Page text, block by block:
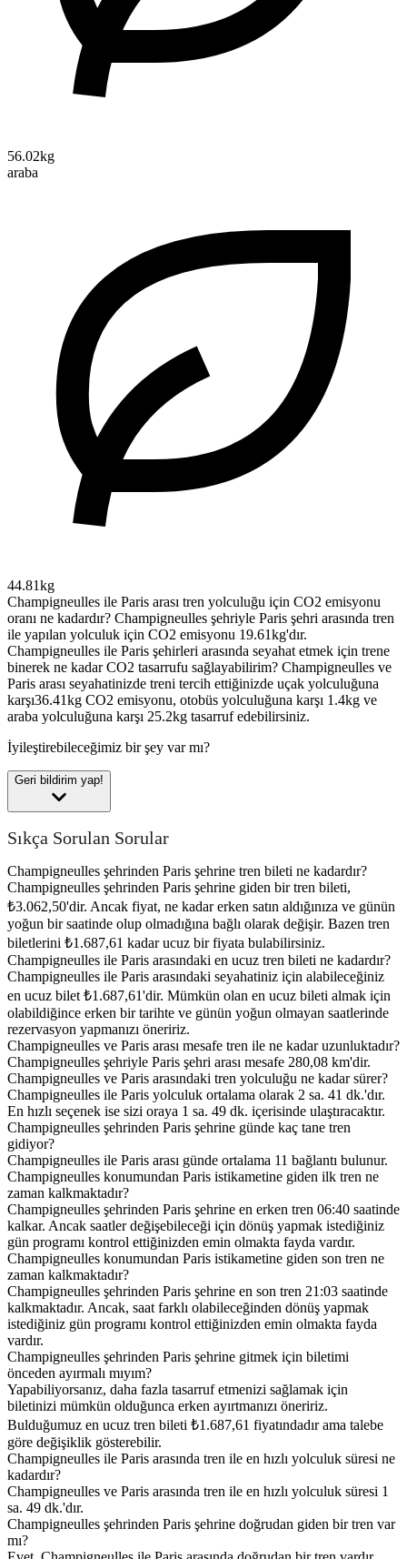
56.02kg
araba
44.81kg
Champigneulles ile Paris arası tren yolculuğu için CO2 emisyonu
oranı ne kadardır? Champigneulles şehriyle Paris şehri arasında tren
ile yapılan yolculuk için CO2 emisyonu 19.61kg'dır.
Champigneulles ile Paris şehirleri arasında seyahat etmek için trene
binerek ne kadar CO2 tasarrufu sağlayabilirim? Champigneulles ve
Paris arası seyahatinizde treni tercih ettiğinizde uçak yolculuğuna
karşı36.41kg CO2 emisyonu, otobüs yolculuğuna karşı 1.4kg ve
araba yolculuğuna karşı 25.2kg tasarruf edebilirsiniz.
İyileştirebileceğimiz bir şey var mı?
Geri bildirim yap!
Sıkça Sorulan Sorular
Champigneulles şehrinden Paris şehrine tren bileti ne kadardır?
Champigneulles şehrinden Paris şehrine giden bir tren bileti,
₺3.062,50'dir. Ancak fiyat, ne kadar erken satın aldığınıza ve günün
yoğun bir saatinde olup olmadığına bağlı olarak değişir. Bazen tren
biletlerini ₺1.687,61 kadar ucuz bir fiyata bulabilirsiniz.
Champigneulles ile Paris arasındaki en ucuz tren bileti ne kadardır?
Champigneulles ile Paris arasındaki seyahatiniz için alabileceğiniz
en ucuz bilet ₺1.687,61'dir. Mümkün olan en ucuz bileti almak için
olabildiğince erken bir tarihte ve günün yoğun olmayan saatlerinde
rezervasyon yapmanızı öneririz.
Champigneulles ve Paris arası mesafe tren ile ne kadar uzunluktadır?
Champigneulles şehriyle Paris şehri arası mesafe 280,08 km'dir.
Champigneulles ve Paris arasındaki tren yolculuğu ne kadar sürer?
Champigneulles ile Paris yolculuk ortalama olarak 2 sa. 41 dk.'dır.
En hızlı seçenek ise sizi oraya 1 sa. 49 dk. içerisinde ulaştıracaktır.
Champigneulles şehrinden Paris şehrine günde kaç tane tren
gidiyor?
Champigneulles ile Paris arası günde ortalama 11 bağlantı bulunur.
Champigneulles konumundan Paris istikametine giden ilk tren ne
zaman kalkmaktadır?
Champigneulles şehrinden Paris şehrine en erken tren 06:40 saatinde
kalkar. Ancak saatler değişebileceği için dönüş yapmak istediğiniz
gün programı kontrol ettiğinizden emin olmakta fayda vardır.
Champigneulles konumundan Paris istikametine giden son tren ne
zaman kalkmaktadır?
Champigneulles şehrinden Paris şehrine en son tren 21:03 saatinde
kalkmaktadır. Ancak, saat farklı olabileceğinden dönüş yapmak
istediğiniz gün programı kontrol ettiğinizden emin olmakta fayda
vardır.
Champigneulles şehrinden Paris şehrine gitmek için biletimi
önceden ayırmalı mıyım?
Yapabiliyorsanız, daha fazla tasarruf etmenizi sağlamak için
biletinizi mümkün olduğunca erken ayırtmanızı öneririz.
Bulduğumuz en ucuz tren bileti ₺1.687,61 fiyatındadır ama talebe
göre değişiklik gösterebilir.
Champigneulles ile Paris arasında tren ile en hızlı yolculuk süresi ne
kadardır?
Champigneulles ve Paris arasında tren ile en hızlı yolculuk süresi 1
sa. 49 dk.'dır.
Champigneulles şehrinden Paris şehrine doğrudan giden bir tren var
mı?